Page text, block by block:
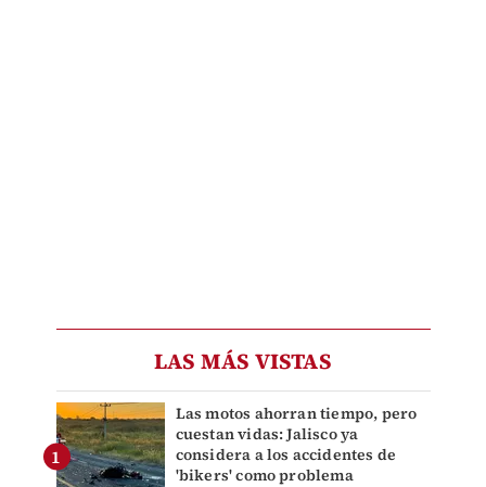
LAS MÁS VISTAS
Las motos ahorran tiempo, pero
cuestan vidas: Jalisco ya
considera a los accidentes de
'bikers' como problema